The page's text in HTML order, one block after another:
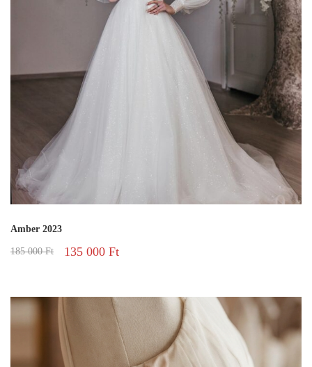
Amber 2023
185 000Ft 135 000 Ft